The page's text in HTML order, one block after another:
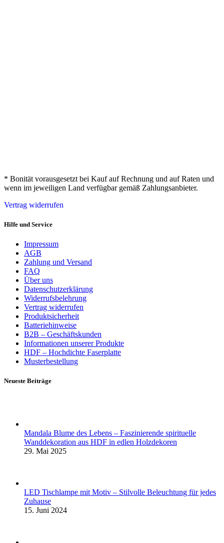
* Bonität vorausgesetzt bei Kauf auf Rechnung und auf Raten und
wenn im jeweiligen Land verfügbar gemäß Zahlungsanbieter.
Vertrag widerrufen
Hilfe und Service
Impressum
AGB
Zahlung und Versand
FAQ
Über uns
Datenschutzerklärung
Widerrufsbelehrung
Vertrag widerrufen
Produktsicherheit
Batteriehinweise
B2B – Geschäftskunden
Informationen unserer Produkte
HDF – Hochdichte Faserplatte
Musterbestellung
Neueste Beiträge
Mandala Blume des Lebens – Faszinierende spirituelle
Wanddekoration aus HDF in edlen Holzdekoren
29. Mai 2025
LED Tischlampe mit Motiv – Stilvolle Beleuchtung für jedes
Zuhause
15. Juni 2024